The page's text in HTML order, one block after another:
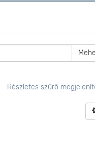
Részletes szűrő